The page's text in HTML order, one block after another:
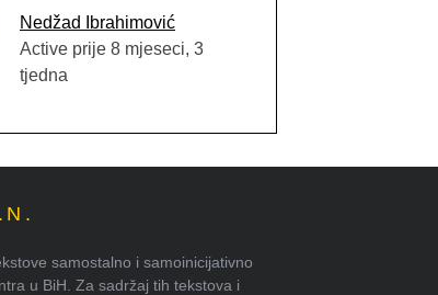
Nedžad Ibrahimović
Active prije 8 mjeseci, 3
tjedna
samostalno i samoinicijativno
u BiH. Za sadržaj tih tekstova i